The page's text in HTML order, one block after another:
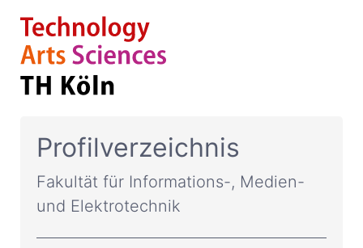
Profilverzeichnis
Fakultät für Informations-, Medien-
und Elektrotechnik